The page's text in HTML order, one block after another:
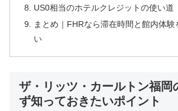
US0相当のホテルクレジットの使い道
まとめ｜FHRなら滞在時間と館内体験
い
ザ・リッツ・カールトン福岡
ず知っておきたいポイント